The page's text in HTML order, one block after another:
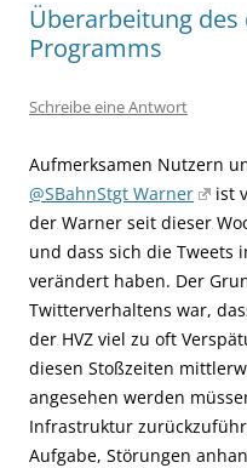
Überarbeitung des
Programms
Schreibe eine Antwort
Aufmerksamen Nutzern
@SBahnStgt Warner
ist
der Warner seit dieser
und dass sich die Tweets
verändert haben. Der
Twitterverhaltens war,
der HVZ viel zu oft
diesen Stoßzeiten
angesehen werden
Infrastruktur
Aufgabe, Störungen